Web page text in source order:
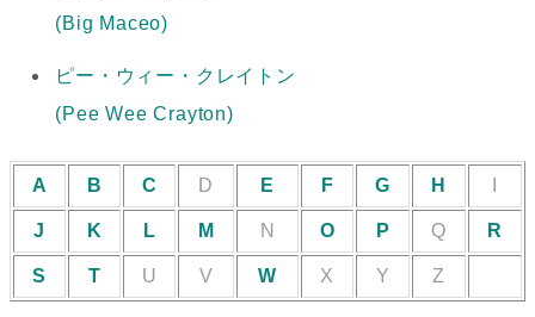
(Big Maceo)
ピー・ウィー・クレイトン
(Pee Wee Crayton)
A B C D E F G H
J K L M N O P Q R
S T U V W X Y Z